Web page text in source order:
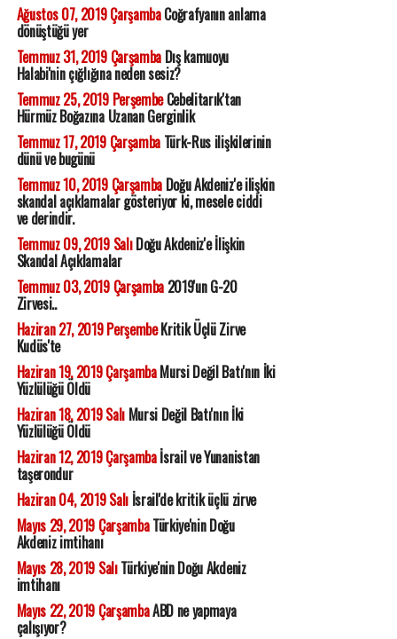
Ağustos 07, 2019 ÇarşambaCoğrafyanın anlama
dönüştüğü yer
Temmuz 31, 2019 ÇarşambaDış kamuoyu
Halabi'nin çığlığına neden sesiz?
Temmuz 25, 2019 PerşembeCebelitarık'tan
Hürmüz Boğazına Uzanan Gerginlik
Temmuz 17, 2019 ÇarşambaTürk-Rus ilişkilerinin
dünü ve bugünü
Temmuz 10, 2019 ÇarşambaDoğu Akdeniz'e ilişkin
skandal açıklamalar gösteriyor ki, mesele ciddi
ve derindir.
Temmuz 09, 2019 SalıDoğu Akdeniz'e İlişkin
Skandal Açıklamalar
Temmuz 03, 2019 Çarşamba2019'un G-20
Zirvesi..
Haziran 27, 2019 PerşembeKritik Üçlü Zirve
Kudüs'te
Haziran 19, 2019 ÇarşambaMursi Değil Batı'nın İki
Yüzlülüğü Öldü
Haziran 18, 2019 SalıMursi Değil Batı'nın İki
Yüzlülüğü Öldü
Haziran 12, 2019 Çarşambaİsrail ve Yunanistan
taşerondur
Haziran 04, 2019 Salıİsrail'de kritik üçlü zirve
Mayıs 29, 2019 ÇarşambaTürkiye'nin Doğu
Akdeniz imtihanı
Mayıs 28, 2019 SalıTürkiye'nin Doğu Akdeniz
imtihanı
Mayıs 22, 2019 ÇarşambaABD ne yapmaya
çalışıyor?